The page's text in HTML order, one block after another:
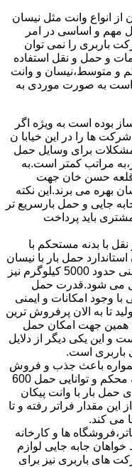
انواع وانت مثل نیسان
مهم و اساسی در امر
باربری را نمی توان
و حمل و نقل استفاده
کم و متوسط،نیسان و وانت
است به صورت موردی به
بوده است به ویژه اگر
ها را در این خیابا ن
مشکلات برای وسایل حمل
مراتب کمتر است.به
قلعه حسن خان جهت
بهره می برند.این نکته
جایی و حمل بارسریع تر
مشتری باید پرداخت
با بدنه مستحکم با
حمل بار با نیسان
2800 کیلو است اما دوبرابر این مقدار یعنی حدود 5000 کیلوگرم نیز
می شود.قدرت حمل
وجود امکانات و ایمنی
تا به الان پرفروش ترین
همین جهت امکان حمل
24 امکان پذیر است و این یکی دیگر از دلایل
باربری است.
باعث جذب و فروش
بالای این نوع وانت ایرانی بوده است.بدنه محکم و توانایی حمل 600
حمل بار با وانت پیکان
این مقدار فراتر رفته و تا
می کند.
ها و کارخانه
جابه جایی لوازم
های باربری نیز برای